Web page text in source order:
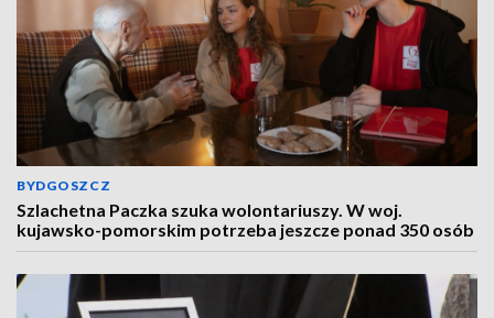
BYDGOSZCZ
Szlachetna Paczka szuka wolontariuszy. W woj.
kujawsko-pomorskim potrzeba jeszcze ponad 350 osób